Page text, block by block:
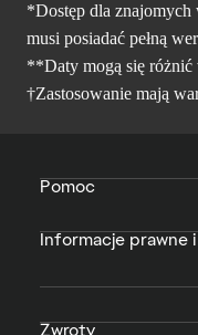
*Dostęp dla znajomych
musi posiadać pełną
**Daty mogą się różnić
†Zastosowanie mają
Pomoc
Informacje prawne
Zwroty